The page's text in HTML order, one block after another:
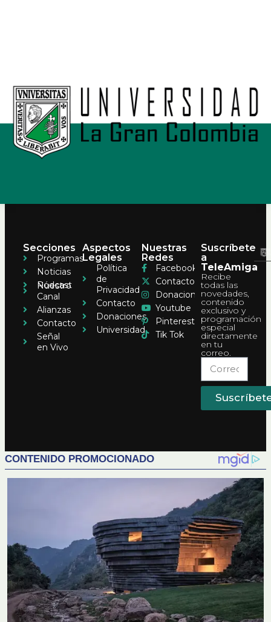
Secciones
Programas
Noticias
Pódcast
Nuestro
Canal
Alianzas
Contacto
Señal
en Vivo
Aspectos
Legales
Política
de
Privacidad
Contacto
Donaciones
Universidad
Nuestras
Redes
Facebook
Contacto
Donaciones
Youtube
Pinterest
Tik Tok
Suscríbete
a
TeleAmiga
Recibe
todas las
novedades,
contenido
exclusivo y
programación
especial
directamente
en tu
correo.